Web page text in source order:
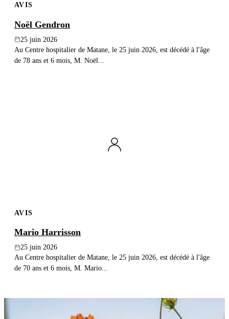
AVIS
Noël Gendron
25 juin 2026
Au Centre hospitalier de Matane, le 25 juin 2026, est décédé à l'âge
de 78 ans et 6 mois, M. Noël...
AVIS
Mario Harrisson
25 juin 2026
Au Centre hospitalier de Matane, le 25 juin 2026, est décédé à l'âge
de 70 ans et 6 mois, M. Mario...